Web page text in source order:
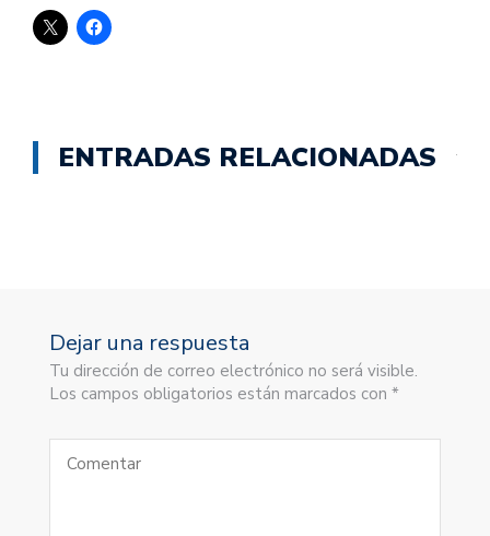
ENTRADAS RELACIONADAS
Dejar una respuesta
Tu dirección de correo electrónico no será visible.
Los campos obligatorios están marcados con *